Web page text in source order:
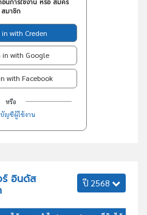
นการใช้งาน หรือ สมัคร
สมาชิก
in with Creden
in with Google
with Facebook
หรือ
บัญชีผู้ใช้งาน
อินดัส ปี 2568